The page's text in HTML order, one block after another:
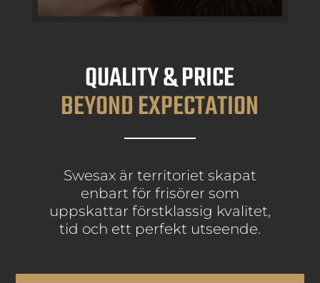
QUALITY & PRICE
BEYOND EXPECTATION
Swesax är territoriet skapat
enbart för frisörer som
uppskattar förstklassig kvalitet,
tid och ett perfekt utseende.